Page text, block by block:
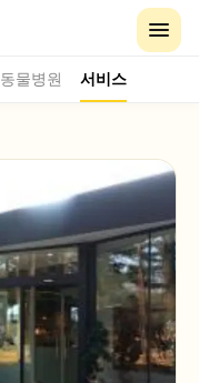
동물병원 서비스